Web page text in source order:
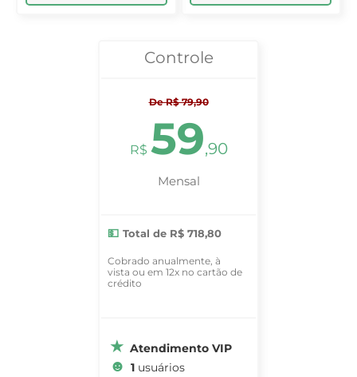
Controle
De R$ 79,90
R$ 59,90
Mensal
Total de R$ 718,80
Cobrado anualmente, à
vista ou em 12x no cartão de
crédito
Atendimento VIP
1 usuários